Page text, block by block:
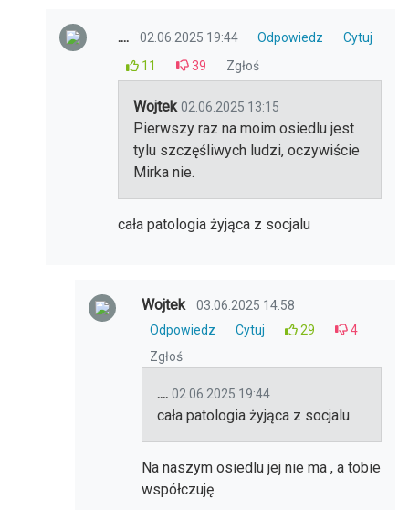
.... 02.06.2025 19:44 Odpowiedz
Cytuj
11
39 Zgłoś
Wojtek 02.06.2025 13:15
Pierwszy raz na moim osiedlu jest
tylu szczęśliwych ludzi, oczywiście
Mirka nie.
cała patologia żyjąca z socjalu
Wojtek
03.06.2025 14:58
Odpowiedz
Cytuj 29
4
Zgłoś
.... 02.06.2025 19:44
cała patologia żyjąca z socjalu
Na naszym osiedlu jej nie ma , a tobie
współczuję.